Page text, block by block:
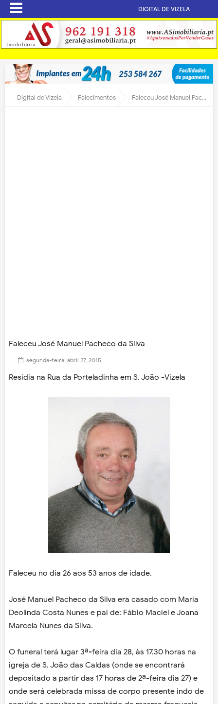
DIGITAL DE VIZELA
Digital de Vizela Falecimentos Faleceu José Manuel Pacheco da Silva
Faleceu José Manuel Pacheco da Silva
segunda-feira, abril 27, 2015
Residia na Rua da Porteladinha em S. João -Vizela
Faleceu no dia 26 aos 53 anos de idade.
José Manuel Pacheco da Silva era casado com Maria
Deolinda Costa Nunes e pai de: Fábio Maciel e Joana
Marcela Nunes da Silva.
O funeral terá lugar 3ª-feira dia 28, às 17.30 horas na
igreja de S. João das Caldas (onde se encontrará
depositado a partir das 17 horas de 2ª-feira dia 27) e
onde será celebrada missa de corpo presente indo de